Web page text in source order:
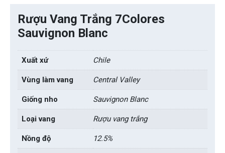
Rượu Vang Trắng 7Colores
Sauvignon Blanc
Xuất xứ Chile
Vùng làm vang Central Valley
Giống nho Sauvignon Blanc
Loại vang Rượu vang trắng
Nồng độ 12.5%